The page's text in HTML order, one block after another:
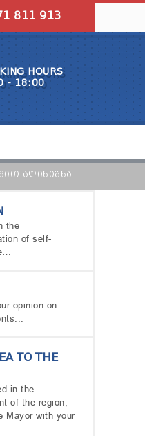
811 913
HOURS
- 18:00
ᲐᲦᲘᲜᲘᲨᲜᲐ
the
of self-
opinion on
TO THE
in the
of the region,
Mayor with your